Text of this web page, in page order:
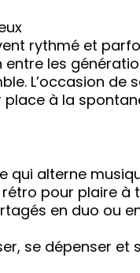
rythmé et
les
L’occasion de
à la
qui alterne
pour plaire à
en duo ou
se dépenser